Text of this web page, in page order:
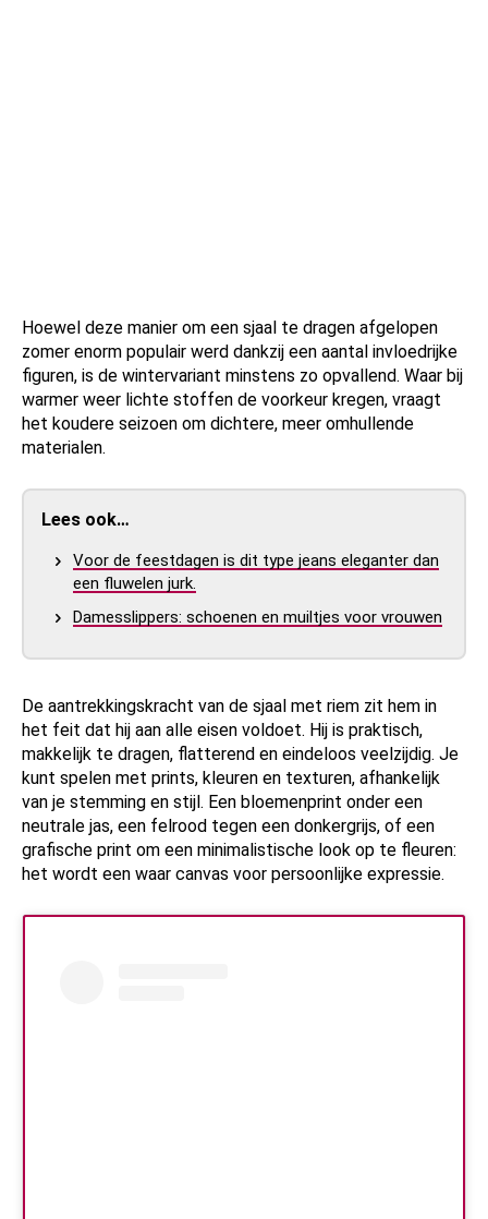
Hoewel deze manier om een sjaal te dragen afgelopen
zomer enorm populair werd dankzij een aantal invloedrijke
figuren, is de wintervariant minstens zo opvallend. Waar bij
warmer weer lichte stoffen de voorkeur kregen, vraagt
het koudere seizoen om dichtere, meer omhullende
materialen.
Lees ook…
Voor de feestdagen is dit type jeans eleganter dan
een fluwelen jurk.
Damesslippers: schoenen en muiltjes voor vrouwen
De aantrekkingskracht van de sjaal met riem zit hem in
het feit dat hij aan alle eisen voldoet. Hij is praktisch,
makkelijk te dragen, flatterend en eindeloos veelzijdig. Je
kunt spelen met prints, kleuren en texturen, afhankelijk
van je stemming en stijl. Een bloemenprint onder een
neutrale jas, een felrood tegen een donkergrijs, of een
grafische print om een minimalistische look op te fleuren:
het wordt een waar canvas voor persoonlijke expressie.